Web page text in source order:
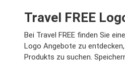
Travel FREE
Bei Travel FREE finden Sie
Logo Angebote zu
Produkts zu suchen.